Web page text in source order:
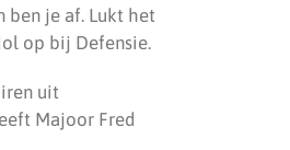
ben je af. Lukt het
op bij Defensie.
uit
Majoor Fred